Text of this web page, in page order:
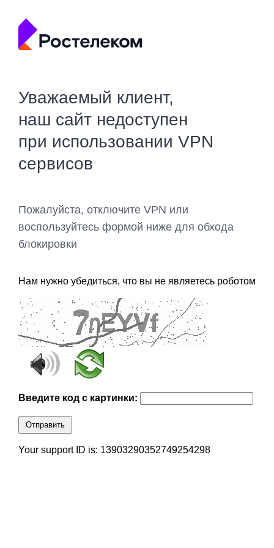
Уважаемый клиент,
наш сайт недоступен
при использовании VPN
сервисов
Пожалуйста, отключите VPN или
воспользуйтесь формой ниже для обхода
блокировки
Нам нужно убедиться, что вы не являетесь роботом
Введите код с картинки:
Отправить
Your support ID is: 13903290352749254298